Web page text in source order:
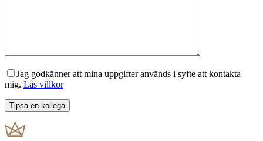
Jag godkänner att mina uppgifter används i syfte att kontakta
mig. Läs villkor